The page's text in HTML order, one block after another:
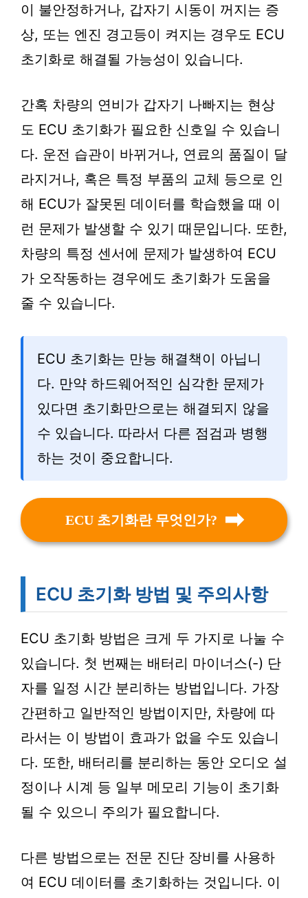
이 불안정하거나, 갑자기 시동이 꺼지는 증
상, 또는 엔진 경고등이 켜지는 경우도 ECU
초기화로 해결될 가능성이 있습니다.
간혹 차량의 연비가 갑자기 나빠지는 현상
도 ECU 초기화가 필요한 신호일 수 있습니
다. 운전 습관이 바뀌거나, 연료의 품질이 달
라지거나, 혹은 특정 부품의 교체 등으로 인
해 ECU가 잘못된 데이터를 학습했을 때 이
런 문제가 발생할 수 있기 때문입니다. 또한,
차량의 특정 센서에 문제가 발생하여 ECU
가 오작동하는 경우에도 초기화가 도움을
줄 수 있습니다.
ECU 초기화는 만능 해결책이 아닙니
다. 만약 하드웨어적인 심각한 문제가
있다면 초기화만으로는 해결되지 않을
수 있습니다. 따라서 다른 점검과 병행
하는 것이 중요합니다.
ECU 초기화란 무엇인가?
ECU 초기화 방법 및 주의사항
ECU 초기화 방법은 크게 두 가지로 나눌 수
있습니다. 첫 번째는 배터리 마이너스(-) 단
자를 일정 시간 분리하는 방법입니다. 가장
간편하고 일반적인 방법이지만, 차량에 따
라서는 이 방법이 효과가 없을 수도 있습니
다. 또한, 배터리를 분리하는 동안 오디오 설
정이나 시계 등 일부 메모리 기능이 초기화
될 수 있으니 주의가 필요합니다.
다른 방법으로는 전문 진단 장비를 사용하
여 ECU 데이터를 초기화하는 것입니다. 이